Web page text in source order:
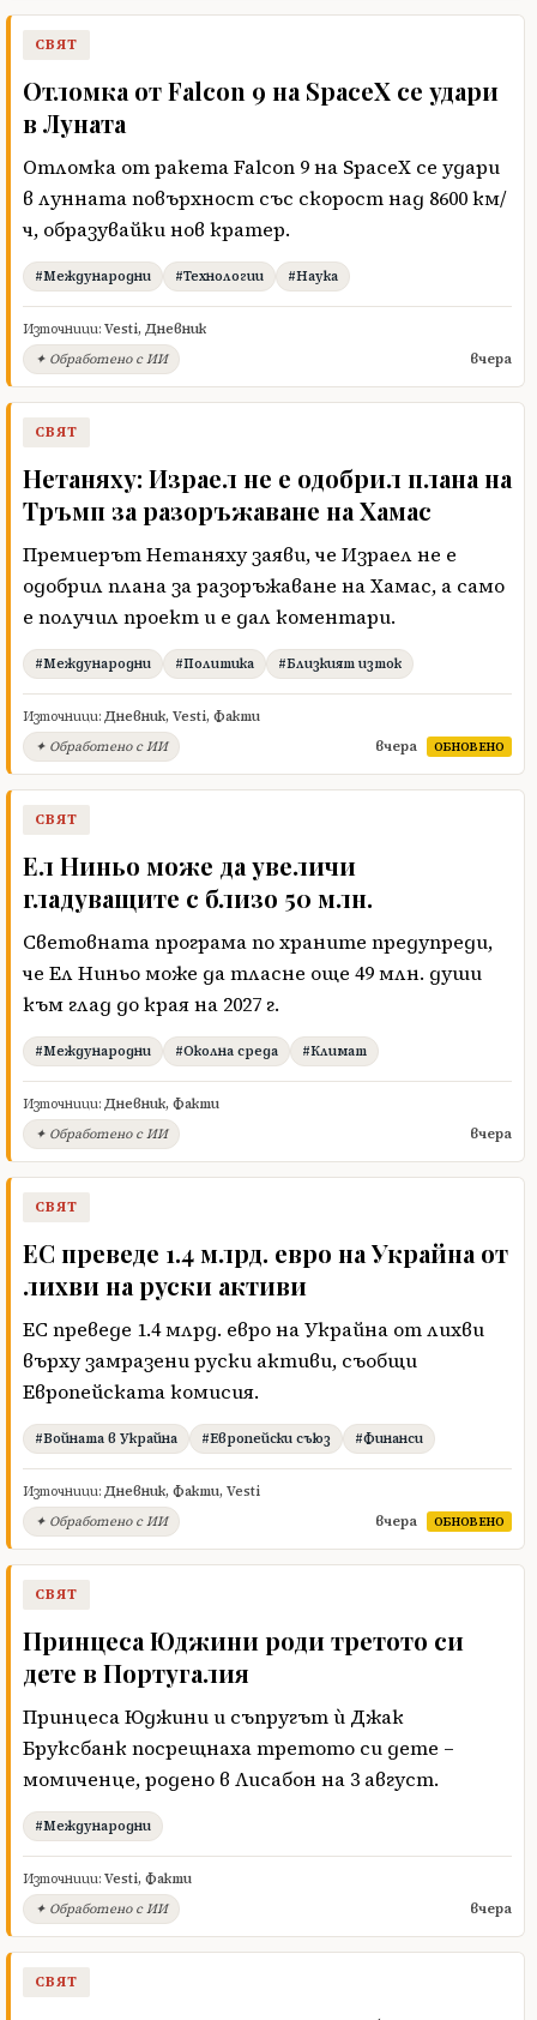
СВЯТ
Отломка от Falcon 9 на SpaceX се удари
в Луната
Отломка от ракета Falcon 9 на SpaceX се удари
в лунната повърхност със скорост над 8600 км/
ч, образувайки нов кратер.
#Международни #Технологии #Наука
Източници: Vesti, Дневник
✦ Обработено с ИИ
вчера
СВЯТ
Нетаняху: Израел не е одобрил плана на
Тръмп за разоръжаване на Хамас
Премиерът Нетаняху заяви, че Израел не е
одобрил плана за разоръжаване на Хамас, а само
е получил проект и е дал коментари.
#Международни #Политика #Близкият изток
Източници: Дневник, Vesti, Факти
✦ Обработено с ИИ
вчера ОБНОВЕНО
СВЯТ
Ел Ниньо може да увеличи
гладуващите с близо 50 млн.
Световната програма по храните предупреди,
че Ел Ниньо може да тласне още 49 млн. души
към глад до края на 2027 г.
#Международни #Околна среда #Климат
Източници: Дневник, Факти
✦ Обработено с ИИ
вчера
СВЯТ
ЕС преведе 1.4 млрд. евро на Украйна от
лихви на руски активи
ЕС преведе 1.4 млрд. евро на Украйна от лихви
върху замразени руски активи, съобщи
Европейската комисия.
#Войната в Украйна #Европейски съюз #Финанси
Източници: Дневник, Факти, Vesti
✦ Обработено с ИИ
вчера ОБНОВЕНО
СВЯТ
Принцеса Юджини роди третото си
дете в Португалия
Принцеса Юджини и съпругът ѝ Джак
Бруксбанк посрещнаха третото си дете –
момиченце, родено в Лисабон на 3 август.
#Международни
Източници: Vesti, Факти
✦ Обработено с ИИ
вчера
СВЯТ